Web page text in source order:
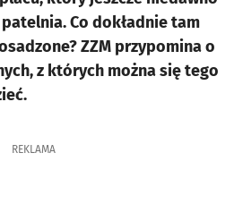
Co dokładnie tam
ZZM przypomina o
z których można się tego
REKLAMA